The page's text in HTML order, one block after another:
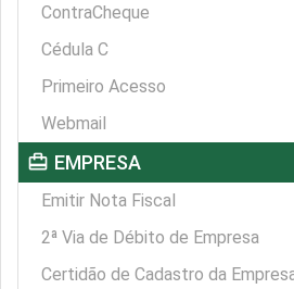
ContraCheque
Cédula C
Primeiro Acesso
Webmail
card_travel EMPRESA
Emitir Nota Fiscal
2ª Via de Débito de Empresa
Certidão de Cadastro da